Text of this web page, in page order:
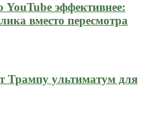
YouTube эффективнее:
вместо пересмотра
Трампу ультиматум для